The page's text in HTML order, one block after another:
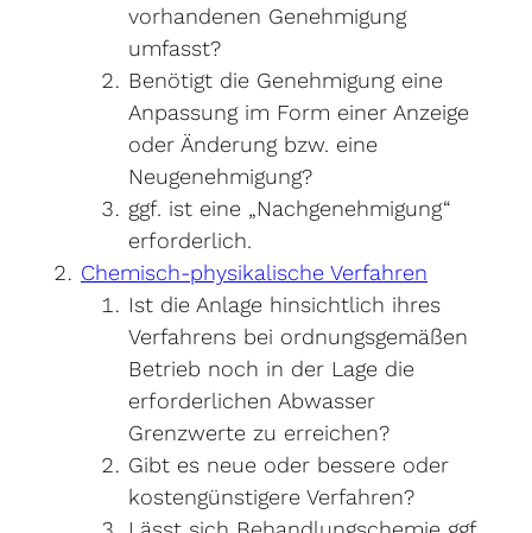
vorhandenen Genehmigung
umfasst?
Benötigt die Genehmigung eine
Anpassung im Form einer Anzeige
oder Änderung bzw. eine
Neugenehmigung?
ggf. ist eine „Nachgenehmigung“
erforderlich.
Chemisch-physikalische Verfahren
Ist die Anlage hinsichtlich ihres
Verfahrens bei ordnungsgemäßen
Betrieb noch in der Lage die
erforderlichen Abwasser
Grenzwerte zu erreichen?
Gibt es neue oder bessere oder
kostengünstigere Verfahren?